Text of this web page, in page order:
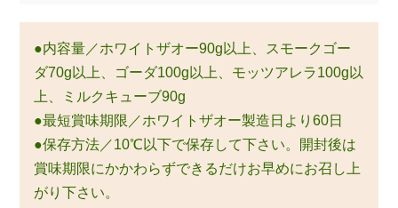
●内容量／ホワイトザオー90g以上、スモークゴー
ダ70g以上、ゴーダ100g以上、モッツアレラ100g以
上、ミルクキューブ90g
●最短賞味期限／ホワイトザオー製造日より60日
●保存方法／10℃以下で保存して下さい。開封後は
賞味期限にかかわらずできるだけお早めにお召し上
がり下さい。